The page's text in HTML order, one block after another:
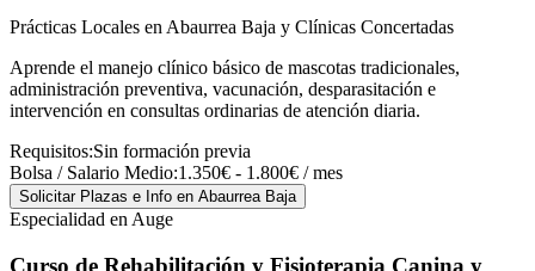
Prácticas Locales en Abaurrea Baja y Clínicas Concertadas
Aprende el manejo clínico básico de mascotas tradicionales,
administración preventiva, vacunación, desparasitación e
intervención en consultas ordinarias de atención diaria.
Requisitos:Sin formación previa
Bolsa / Salario Medio:1.350€ - 1.800€ / mes
Solicitar Plazas e Info en Abaurrea Baja
Especialidad en Auge
Curso de Rehabilitación y Fisioterapia Canina y